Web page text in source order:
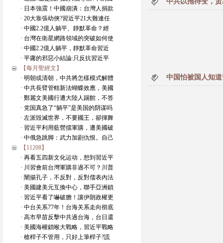
· 日本強震！中國崩潰：台灣人捐款
· 20大靠張幼俠?習近平21大難連任
· 中國2.2億人躺平、靜默革命？經
· 台灣在衛星網路領域的突破如何使
· 中國2.2億人躺平，靜默革命習近
· 平庸的邪惡小結論:只反抗習近平
【每月聖經文】
· 明朝或清朝，中共將怎樣模式解體
· 中共長臂管轄新法蝴蝶效應，美國
· 鄭麗文美國行遭大陸人踢館，不答
· 党国真急了“躺平”是美国的阴谋吗
· 左派毀滅世界，不要國王，卻揮舞
· 習近平利用藍營擋軍購，遭美國破
· 中俄急跳脚：武力加剧仇恨。自己
【11208】
· 再看五四新文化运动，想到習近平
· 川習會前台灣軍購非過不可？川普
· 闡揚孔子，不反對，反對儒表內法
· 美國建美元互換中心，聯手亞洲鎖
· 習近平看了嚇破膽！讓伊朗政權更
· 中台关系77年！台海关系走向彻底
· 高市早苗反擊中共過台海，台日還
· 美國海權鎖喉大戰略，習近平戰略
· 槍桿子不管用，只好上筆桿子?謊
中国怕被国人知